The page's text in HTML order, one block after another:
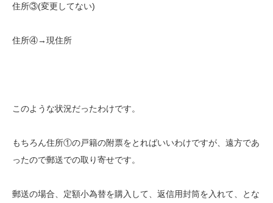
住所③(変更してない)
住所④→現住所
このような状況だったわけです。
もちろん住所①の戸籍の附票をとればいいわけですが、遠方であ
ったので郵送での取り寄せです。
郵送の場合、定額小為替を購入して、返信用封筒を入れて、とな